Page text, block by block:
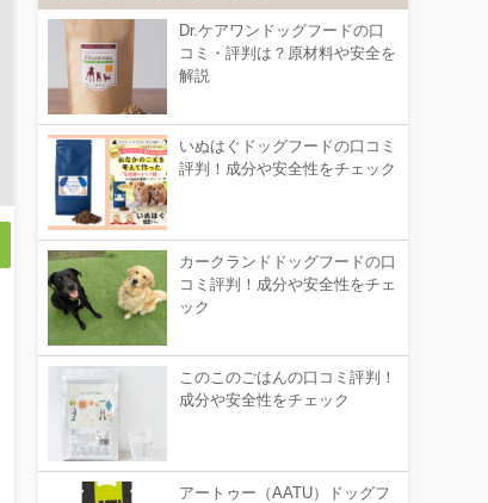
Dr.ケアワンドッグフードの口
コミ・評判は？原材料や安全を
解説
いぬはぐドッグフードの口コミ
評判！成分や安全性をチェック
カークランドドッグフードの口
コミ評判！成分や安全性をチェ
ック
このこのごはんの口コミ評判！
成分や安全性をチェック
アートゥー（AATU）ドッグフ